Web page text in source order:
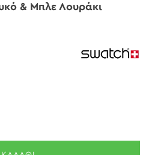
& Μπλε Λουράκι